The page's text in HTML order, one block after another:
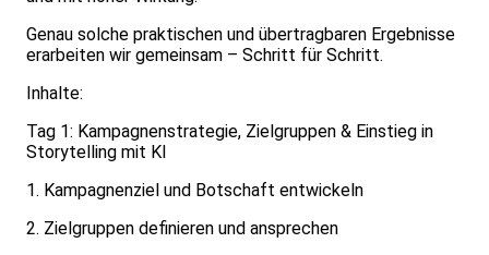
Genau solche praktischen und übertragbaren Ergebnisse
erarbeiten wir gemeinsam – Schritt für Schritt.
Inhalte:
Tag 1: Kampagnenstrategie, Zielgruppen & Einstieg in
Storytelling mit KI
1. Kampagnenziel und Botschaft entwickeln
2. Zielgruppen definieren und ansprechen